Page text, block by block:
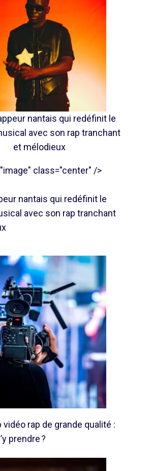
nantais qui redéfinit le
avec son rap tranchant
et mélodieux
class="center" />
nantais qui redéfinit le
avec son rap tranchant
vidéo rap de grande qualité :
prendre ?